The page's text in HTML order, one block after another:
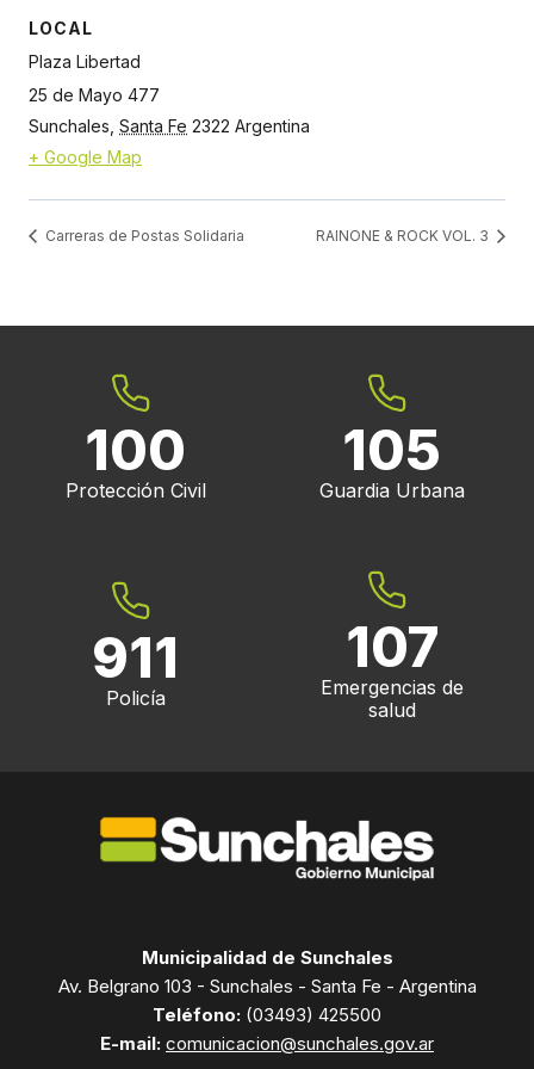
LOCAL
Plaza Libertad
25 de Mayo 477
Sunchales Santa Fe 2322 Argentina
+ Google Map
Carreras de Postas Solidaria RAINONE & ROCK VOL. 3
100
Protección Civil
105
Guardia Urbana
911
Policía
107
Emergencias de
salud
Municipalidad de Sunchales
Av. Belgrano 103 - Sunchales - Santa Fe - Argentina
Teléfono: (03493) 425500
E-mail: comunicacion@sunchales.gov.ar